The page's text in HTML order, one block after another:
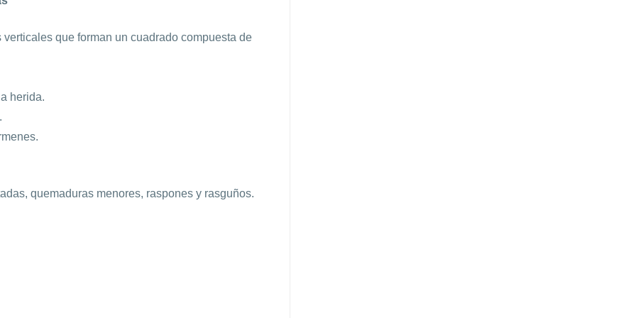
que forman un cuadrado compuesta de
herida.
quemaduras menores, raspones y rasguños.